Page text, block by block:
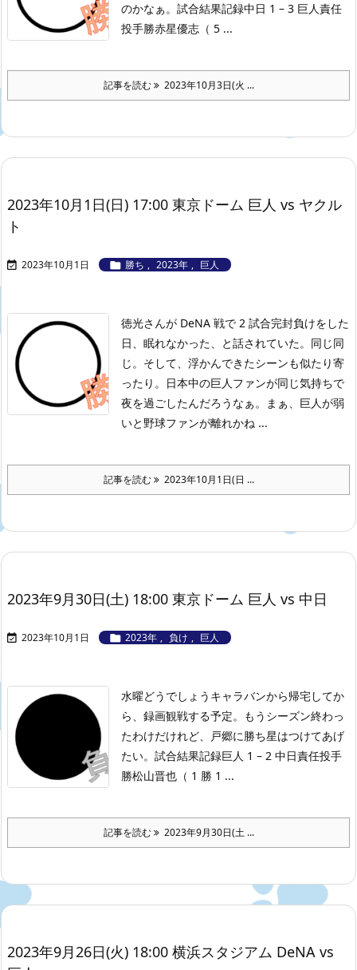
のかなぁ。 試合結果記録中日 1 – 3 巨人責任
投手勝赤星優志（ 5 ...
記事を読む 2023年10月3日(火 ...
2023年10月1日(日) 17:00 東京ドーム 巨人 vs ヤクル
ト
 2023年10月1日  勝ち , 2023年 , 巨人
徳光さんが DeNA 戦で 2 試合完封負けをした
日、眠れなかった、と話されていた。同じ同
じ。そして、浮かんできたシーンも似たり寄
ったり。日本中の巨人ファンが同じ気持ちで
夜を過ごしたんだろうなぁ。まぁ、巨人が弱
いと野球ファンが離れかね ...
記事を読む 2023年10月1日(日 ...
2023年9月30日(土) 18:00 東京ドーム 巨人 vs 中日
 2023年10月1日  2023年 , 負け , 巨人
水曜どうでしょうキャラバンから帰宅してか
ら、録画観戦する予定。もうシーズン終わっ
たわけだけれど、戸郷に勝ち星はつけてあげ
たい。 試合結果記録巨人 1 – 2 中日責任投手
勝松山晋也（ 1 勝 1 ...
記事を読む 2023年9月30日(土 ...
2023年9月26日(火) 18:00 横浜スタジアム DeNA vs